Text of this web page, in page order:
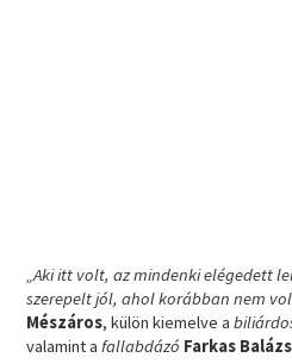
„Aki itt volt, az mindenki elégedett
szerepelt jól, ahol korábban nem
Mészáros, külön kiemelve a
valamint a fallabdázó Farkas Balázs